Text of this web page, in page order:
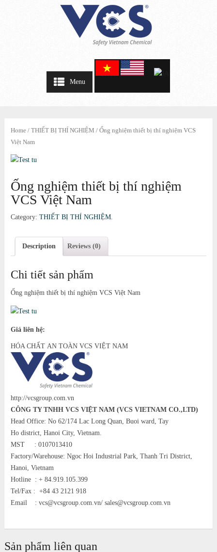
Menu
Home/ THIẾT BỊ THÍ NGHIỆM / Ống nghiệm thiết bị thí nghiệm VCS
Việt Nam
Ống nghiệm thiết bị thí nghiệm
VCS Việt Nam
Category: THIẾT BỊ THÍ NGHIỆM.
Description Reviews (0)
Chi tiết sản phẩm
Ống nghiệm thiết bị thí nghiệm VCS Việt Nam
Giá liên hệ:
HÓA CHẤT AN TOÀN VCS VIỆT NAM
http://vcsgroup.com.vn
CÔNG TY TNHH VCS VIỆT NAM (VCS VIETNAM CO.,LTD)
Head Office: No 62/174 Lac Long Quan, Buoi ward, Tay
Ho district, Hanoi City, Vietnam.
MST : 0107013410
Factory/Warehouse: Ngoc Hoi Industrial Park, Thanh Tri District,
Hanoi, Vietnam
Hotline : + 84.919.105.399
Tel/Fax : +84 43 2121 918
Email : vcs@vcsgroup.com.vn/ sales@vcsgroup.com.vn
Sản phẩm liên quan